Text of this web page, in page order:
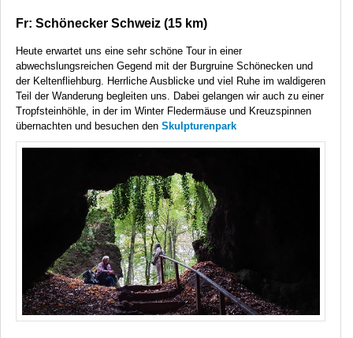
Fr: Schönecker Schweiz (15 km)
Heute erwartet uns eine sehr schöne Tour in einer
abwechslungsreichen Gegend mit der Burgruine Schönecken und
der Keltenfliehburg. Herrliche Ausblicke und viel Ruhe im waldigeren
Teil der Wanderung begleiten uns. Dabei gelangen wir auch zu einer
Tropfsteinhöhle, in der im Winter Fledermäuse und Kreuzspinnen
übernachten und besuchen den Skulpturenpark